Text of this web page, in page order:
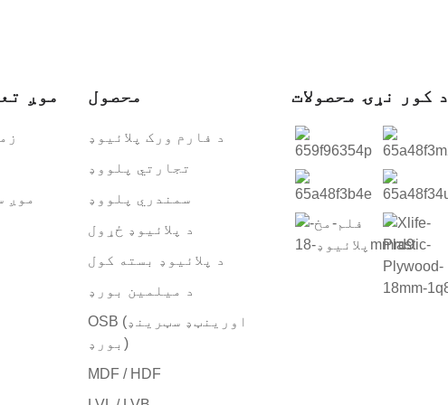
موږ
موږ
محصول
د فارم ورک پلائیوډ
تجارتي پلووډ
سمندري پلووډ
د پلائیوډ ځړول
د پلائیوډ بسته کول
د میلمین بورډ
OSB (اورینټډ سټرینډ
بورډ)
MDF / HDF
د کور نړۍ محصولات